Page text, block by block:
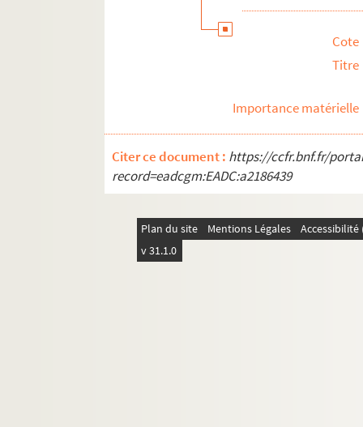
Cote
Titre
Importance matérielle
Citer ce document : https://ccfr.bnf.fr/
record=eadcgm:EADC:a2186439
Plan du site Mentions Légales
v 31.1.0